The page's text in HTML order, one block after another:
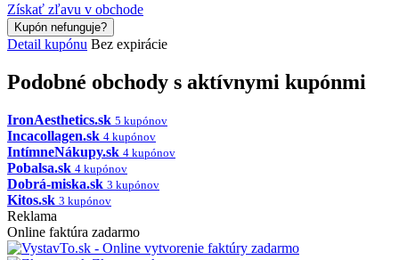
Získať zľavu v obchode
Kupón nefunguje?
Detail kupónu Bez expirácie
Podobné obchody s aktívnymi kupónmi
IronAesthetics.sk 5 kupónov
Incacollagen.sk 4 kupónov
IntímneNákupy.sk 4 kupónov
Pobalsa.sk 4 kupónov
Dobrá-miska.sk 3 kupónov
Kitos.sk 3 kupónov
Reklama
Online faktúra zadarmo